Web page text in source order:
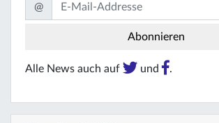
@
Alle News auch auf und .